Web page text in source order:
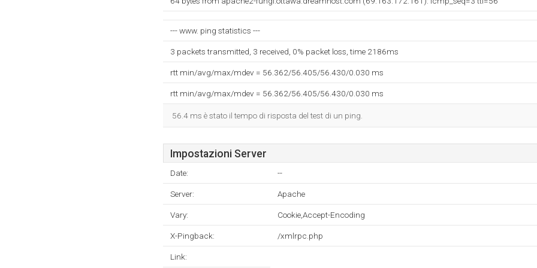
--- www. ping statistics ---
3 packets transmitted, 3 received, 0% packet loss, time 2186ms
rtt min/avg/max/mdev = 56.362/56.405/56.430/0.030 ms
rtt min/avg/max/mdev = 56.362/56.405/56.430/0.030 ms
56.4 ms è stato il tempo di risposta del test di un ping.
Impostazioni Server
Date: --
Server: Apache
Vary: Cookie,Accept-Encoding
X-Pingback: /xmlrpc.php
Link: